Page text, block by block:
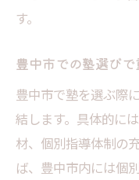
塾選びで大
塾の個別サ
探究型学習で
探究型塾の
す。
豊中市での塾選び
豊中市で塾を選ぶ際
結します。具体的に
材、個別指導体制の
ば、豊中市内には個